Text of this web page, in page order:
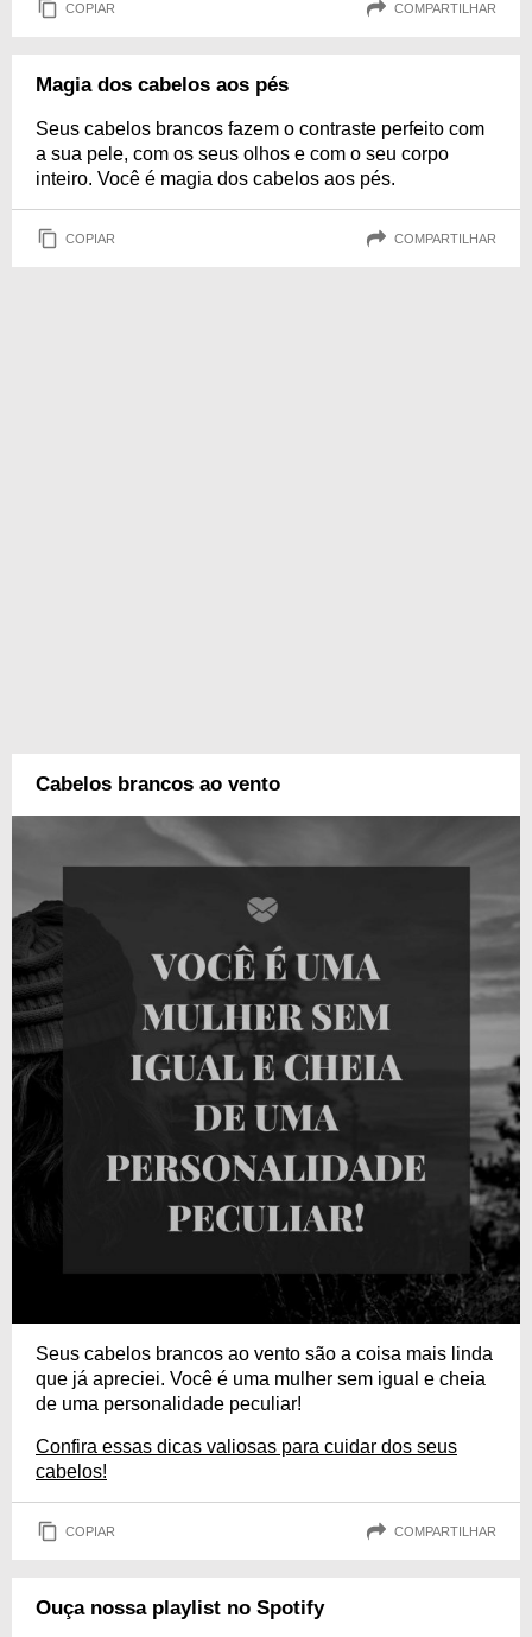
COPIAR COMPARTILHAR
Magia dos cabelos aos pés
Seus cabelos brancos fazem o contraste perfeito com
a sua pele, com os seus olhos e com o seu corpo
inteiro. Você é magia dos cabelos aos pés.
COPIAR COMPARTILHAR
Cabelos brancos ao vento
Seus cabelos brancos ao vento são a coisa mais linda
que já apreciei. Você é uma mulher sem igual e cheia
de uma personalidade peculiar!
Confira essas dicas valiosas para cuidar dos seus
cabelos!
COPIAR COMPARTILHAR
Ouça nossa playlist no Spotify